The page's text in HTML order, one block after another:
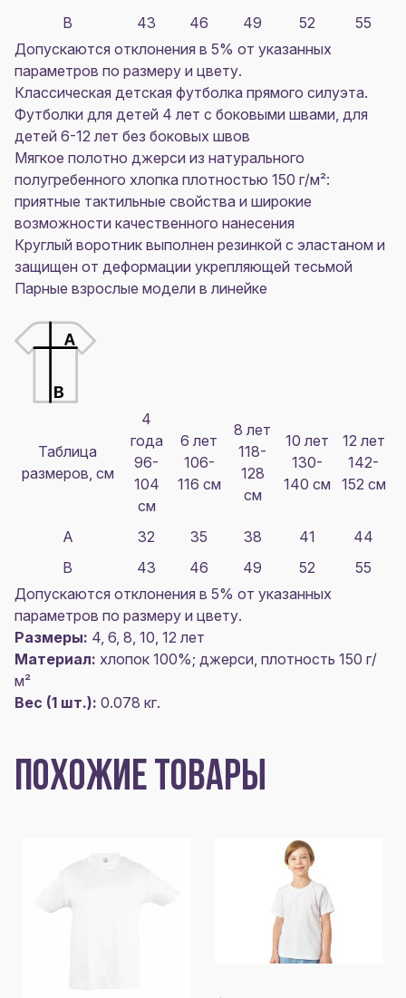
B
43 46 49 52
55
Допускаются отклонения в 5% от указанных
параметров по размеру и цвету.
Классическая детская футболка прямого силуэта.
Футболки для детей 4 лет с боковыми швами, для
детей 6-12 лет без боковых швов
Мягкое полотно джерси из натурального
полугребенного хлопка плотностью 150 г/м²:
приятные тактильные свойства и широкие
возможности качественного нанесения
Круглый воротник выполнен резинкой с эластаном и
защищен от деформации укрепляющей тесьмой
Парные взрослые модели в линейке
Таблица
размеров, см
4
года
96-
104
см
6 лет
106-
116 см
8 лет
118-
128
см
10 лет
130-
140 см
12 лет
142-
152 см
A 32 35 38 41
44
B
43 46 49 52
55
Допускаются отклонения в 5% от указанных
параметров по размеру и цвету.
Размеры: 4, 6, 8, 10, 12 лет
Материал: хлопок 100%; джерси, плотность 150 г/
м²
Вес (1 шт.): 0.078 кг.
ПОХОЖИЕ ТОВАРЫ